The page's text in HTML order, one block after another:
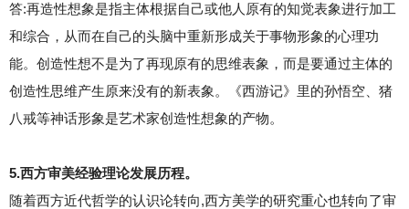
答:再造性想象是指主体根据自己或他人原有的知觉表象进行加工
和综合，从而在自己的头脑中重新形成关于事物形象的心理功
能。创造性想不是为了再现原有的思维表象，而是要通过主体的
创造性思维产生原来没有的新表象。《西游记》里的孙悟空、猪
八戒等神话形象是艺术家创造性想象的产物。
5.西方审美经验理论发展历程。
随着西方近代哲学的认识论转向,西方美学的研究重心也转向了审